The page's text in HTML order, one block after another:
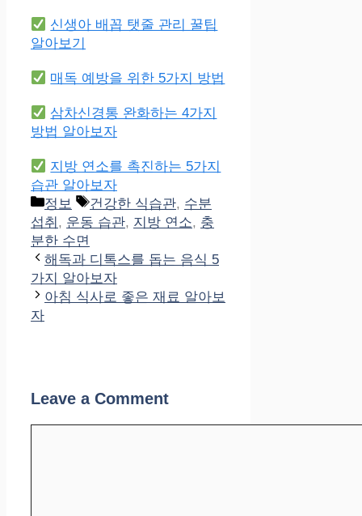
신생아 배꼽 탯줄 관리 꿀팁
알아보기
매독 예방을 위한 5가지 방법
삼차신경통 완화하는 4가지
방법 알아보자
지방 연소를 촉진하는 5가지
습관 알아보자
Categories
정보 Tags
건강한 식습관, 수분
섭취 , 운동 습관, 지방 연소, 충
분한 수면
해독과 디톡스를 돕는 음식 5
가지 알아보자
아침 식사로 좋은 재료 알아보
자
Leave a Comment